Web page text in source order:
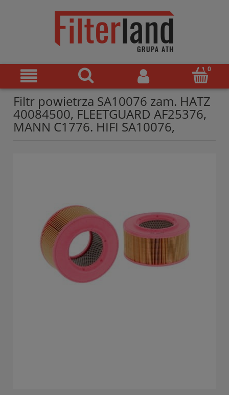
Filtr powietrza SA10076 zam. HATZ
40084500, FLEETGUARD AF25376,
MANN C1776. HIFI SA10076,